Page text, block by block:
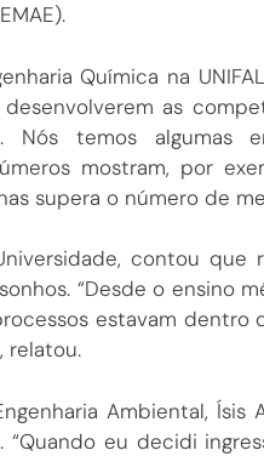
Química na
as
temos algumas
mostram, por
supera o número de
contou que
“Desde o ensino
estavam dentro
relatou.
Ambiental, Ísis
eu decidi